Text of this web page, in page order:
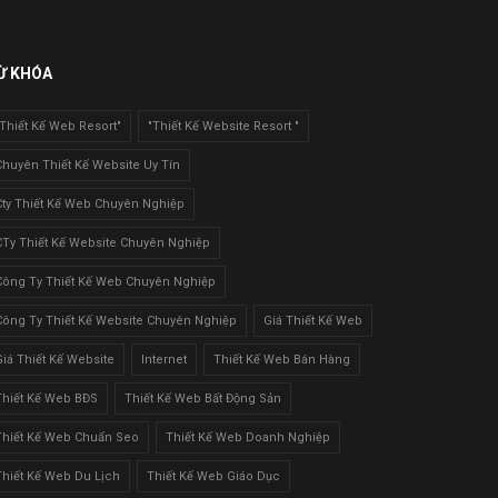
KHÓA
Kế Web Resort" "Thiết Kế Website Resort "
Thiết Kế Website Uy Tín
Thiết Kế Web Chuyên Nghiệp
Thiết Kế Website Chuyên Nghiệp
Ty Thiết Kế Web Chuyên Nghiệp
Ty Thiết Kế Website Chuyên Nghiệp Giá Thiết Kế Web
Thiết Kế Website Internet Thiết Kế Web Bán Hàng
Kế Web BĐS Thiết Kế Web Bất Động Sản
Kế Web Chuẩn Seo Thiết Kế Web Doanh Nghiệp
Kế Web Du Lịch Thiết Kế Web Giáo Dục